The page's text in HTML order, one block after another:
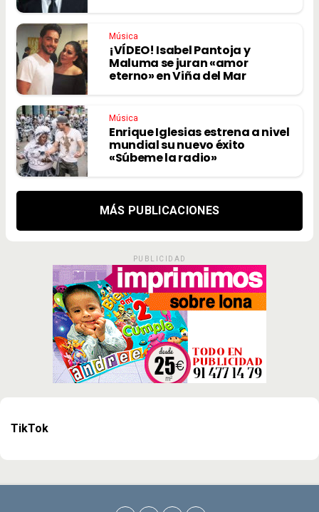
Música
¡VÍDEO! Isabel Pantoja y
Maluma se juran «amor
eterno» en Viña del Mar
Música
Enrique Iglesias estrena a nivel
mundial su nuevo éxito
«Súbeme la radio»
MÁS PUBLICACIONES
PUBLICIDAD
TikTok